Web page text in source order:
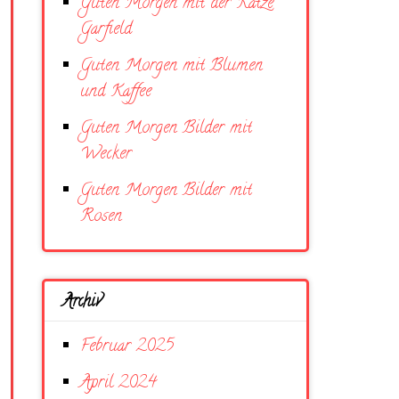
Garfield
Guten Morgen mit Blumen
und Kaffee
Guten Morgen Bilder mit
Wecker
Guten Morgen Bilder mit
Rosen
Archiv
Februar 2025
April 2024